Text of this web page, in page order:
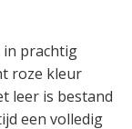
in prachtig
roze kleur
leer is bestand
een volledig